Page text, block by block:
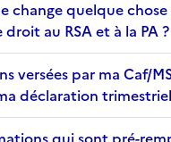
change quelque
au RSA et à la PA ?
versées par ma Caf/
déclaration